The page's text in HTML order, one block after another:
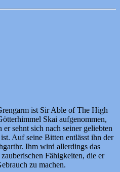
ist Sir Able of The High
Skai aufgenommen,
sehnt sich nach seiner geliebten
Auf seine Bitten entlässt ihn der
Ihm wird allerdings das
Fähigkeiten, die er
zu machen.